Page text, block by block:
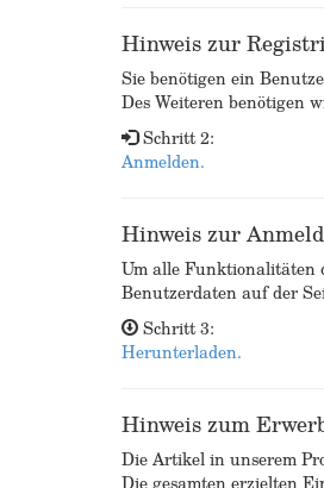
Hinweis zur
Sie benötigen ein
Des Weiteren benötigen
Schritt 2:
Anmelden.
Hinweis zur
Um alle Funktionalitäten
Benutzerdaten auf der
Schritt 3:
Herunterladen.
Hinweis zum
Die Artikel in unserem
Die gesamten erzielten